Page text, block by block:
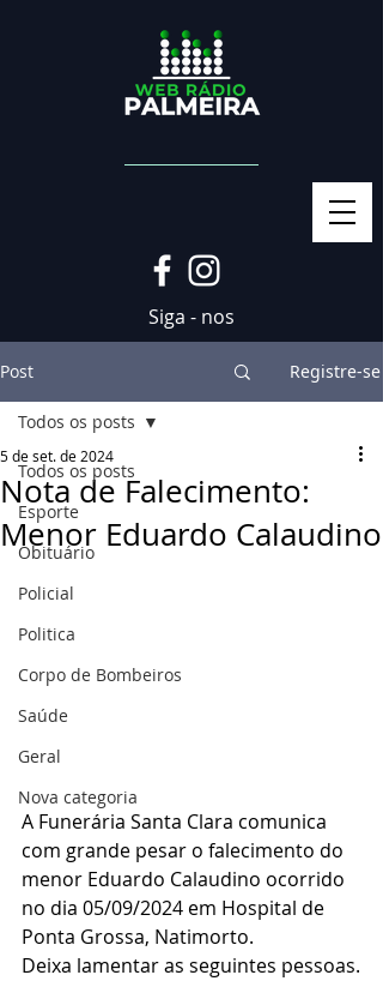
Siga - nos
Post Registre-se
Todos os posts
Esporte
Obituário
Policial
Politica
Corpo de Bombeiros
Saúde
Geral
Nova categoria
Todos os posts
Nota de Falecimento:
Menor Eduardo Calaudino
5 de set. de 2024
A Funerária Santa Clara comunica
com grande pesar o falecimento do
menor Eduardo Calaudino ocorrido
no dia 05/09/2024 em Hospital de
Ponta Grossa, Natimorto.
Deixa lamentar as seguintes pessoas.